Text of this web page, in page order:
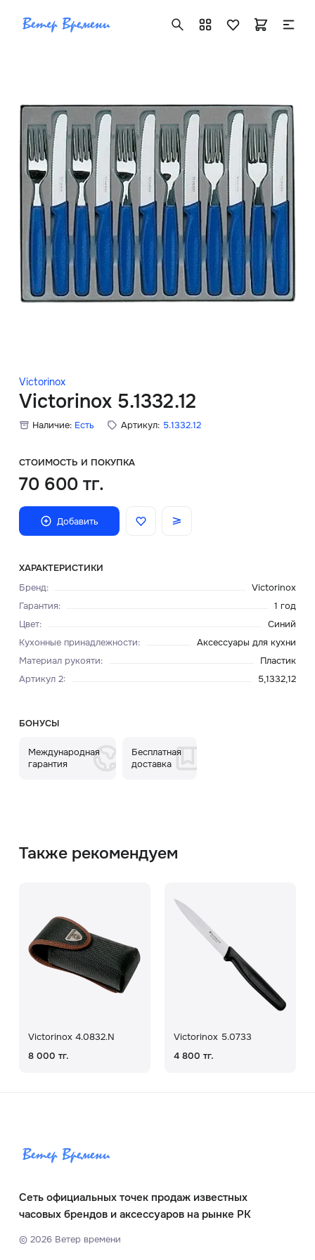
Victorinox
Victorinox 5.1332.12
Наличие: Есть Артикул: 5.1332.12
СТОИМОСТЬ И ПОКУПКА
70 600 тг.
Добавить
ХАРАКТЕРИСТИКИ
Бренд:
Victorinox
Гарантия:
1 год
Цвет:
Синий
Кухонные принадлежности:
Аксессуары для кухни
Материал рукояти:
Пластик
Артикул 2: 5,1332,12
БОНУСЫ
Международная
гарантия
Бесплатная
доставка
Также рекомендуем
Victorinox 4.0832.N
8 000 тг.
Victorinox 5.0733
4 800 тг.
Сеть официальных точек продаж известных
часовых брендов и аксессуаров на рынке РК
© 2026Ветер времени
+7 ( 705 ) 181-42-50
info@vetervremeni.kz
Авторизация
Каталог
Мужские часы
Главная
О нас